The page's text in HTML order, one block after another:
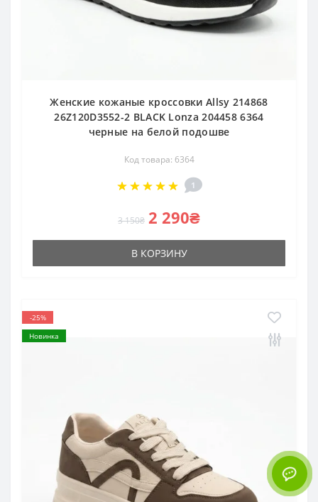
Женские кожаные кроссовки Allsy 214868
26Z120D3552-2 BLACK Lonza 204458 6364
черные на белой подошве
Код товара: 6364
1
3 150₴ 2 290₴
В КОРЗИНУ
-25%
Новинка